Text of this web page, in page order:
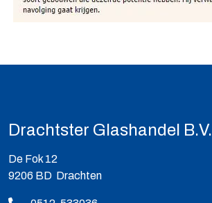
Drachtster Glashandel B.V.
De Fok 12
9206 BD Drachten